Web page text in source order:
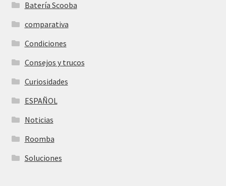
Batería Scooba
comparativa
Condiciones
Consejos y trucos
Curiosidades
ESPAÑOL
Noticias
Roomba
Soluciones